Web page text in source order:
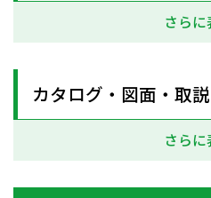
さらに
カタログ・図面・取説
さらに